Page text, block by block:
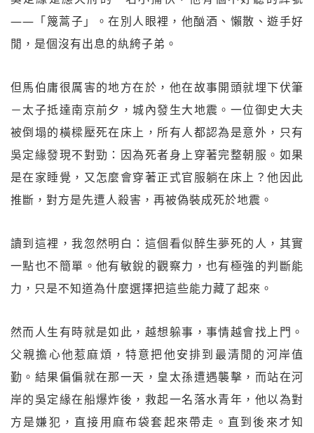
——「篾蒿子」。在別人眼裡，他酗酒、懶散、遊手好
閒，是個沒有出息的紈絝子弟。
但馬伯庸很厲害的地方在於，他在故事開頭就埋下伏筆
－太子抵達南京前夕，城內發生大地震。一位御史大夫
被倒塌的橫樑壓死在床上，所有人都認為是意外，只有
吳定緣發現不對勁：因為死者身上穿著完整朝服。如果
是在家睡覺，又怎麼會穿著正式官服躺在床上？他因此
推斷，對方是先遭人殺害，再被偽裝成死於地震。
讀到這裡，我忽然明白：這個看似醉生夢死的人，其實
一點也不簡單。他有敏銳的觀察力，也有極強的判斷能
力，只是不知道為什麼選擇把這些能力藏了起來。
然而人生有時就是如此，越想躲事，事情越會找上門。
父親擔心他惹麻煩，特意把他安排到最清閒的河岸值
勤。結果偏偏就在那一天，皇太孫遭遇襲擊，而站在河
岸的吳定緣在船爆炸後，救起一名落水青年，他以為對
方是嫌犯，直接用麻布袋套起來帶走。直到後來才知